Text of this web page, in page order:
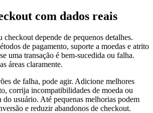
com dados reais
checkout depende de pequenos detalhes.
de pagamento, suporte a moedas e atrito
uma transação é bem-sucedida ou falha.
áreas claramente.
de falha, pode agir. Adicione melhores
corrija incompatibilidades de moeda ou
do usuário. Até pequenas melhorias podem
e reduzir abandonos de checkout.